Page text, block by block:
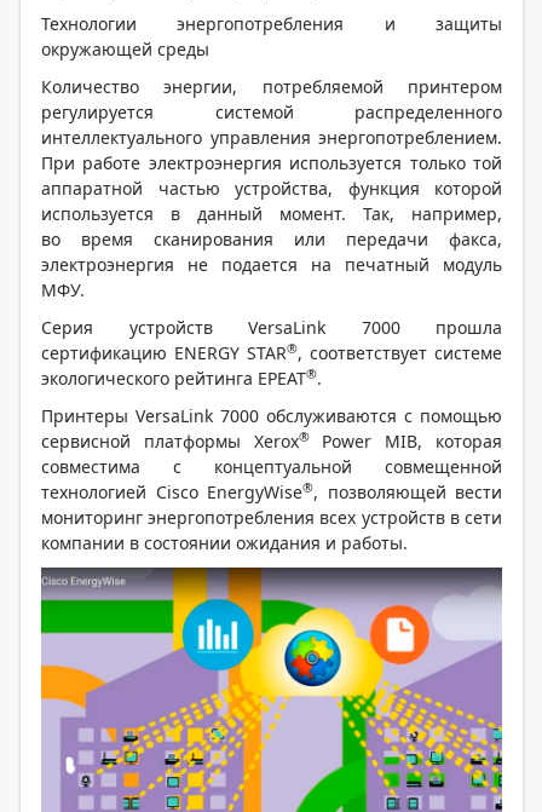
Технологии энергопотребления и защиты
окружающей среды
Количество энергии, потребляемой принтером
регулируется системой распределенного
интеллектуального управления энергопотреблением.
При работе электроэнергия используется только той
аппаратной частью устройства, функция которой
используется в данный момент. Так, например,
во время сканирования или передачи факса,
электроэнергия не подается на печатный модуль
МФУ.
Серия устройств VersaLink 7000 прошла
сертификацию ENERGY STAR®, соответствует системе
экологического рейтинга EPEAT®.
Принтеры VersaLink 7000 обслуживаются с помощью
сервисной платформы Xerox®Power MIB, которая
совместима с концептуальной совмещенной
технологией Cisco EnergyWise®, позволяющей вести
мониторинг энергопотребления всех устройств в сети
компании в состоянии ожидания и работы.